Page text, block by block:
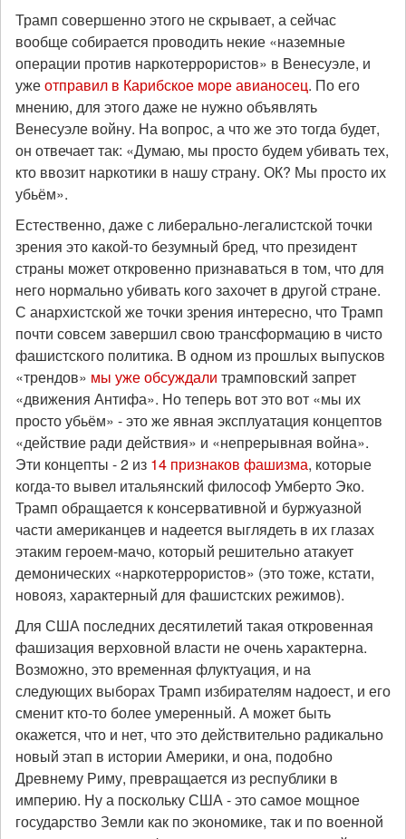
Трамп совершенно этого не скрывает, а сейчас
вообще собирается проводить некие «наземные
операции против наркотеррористов» в Венесуэле, и
ужеотправил в Карибское море авианосец. По его
мнению, для этого даже не нужно объявлять
Венесуэле войну. На вопрос, а что же это тогда будет,
он отвечает так: «Думаю, мы просто будем убивать тех,
кто ввозит наркотики в нашу страну. ОК? Мы просто их
убьём».
Естественно, даже с либерально-легалистской точки
зрения это какой-то безумный бред, что президент
страны может откровенно признаваться в том, что для
него нормально убивать кого захочет в другой стране.
С анархистской же точки зрения интересно, что Трамп
почти совсем завершил свою трансформацию в чисто
фашистского политика. В одном из прошлых выпусков
«трендов» мы уже обсуждали трамповский запрет
«движения Антифа». Но теперь вот это вот «мы их
просто убьём» - это же явная эксплуатация концептов
«действие ради действия» и «непрерывная война».
Эти концепты - 2 из 14 признаков фашизма, которые
когда-то вывел итальянский философ Умберто Эко.
Трамп обращается к консервативной и буржуазной
части американцев и надеется выглядеть в их глазах
этаким героем-мачо, который решительно атакует
демонических «наркотеррористов» (это тоже, кстати,
новояз, характерный для фашистских режимов).
Для США последних десятилетий такая откровенная
фашизация верховной власти не очень характерна.
Возможно, это временная флуктуация, и на
следующих выборах Трамп избирателям надоест, и его
сменит кто-то более умеренный. А может быть
окажется, что и нет, что это действительно радикально
новый этап в истории Америки, и она, подобно
Древнему Риму, превращается из республики в
империю. Ну а поскольку США - это самое мощное
государство Земли как по экономике, так и по военной